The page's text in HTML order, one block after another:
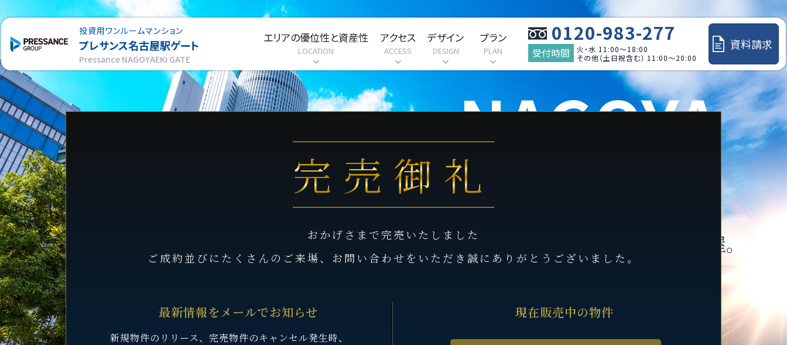
投資用ワンルームマンション
プレサンス名古屋駅ゲート
Pressance NAGOYAEKI GATE
エリアの優位性と資産性
LOCATION
アクセス
ACCESS
デザイン
DESIGN
プラン
PLAN
0120-983-277
受付時間
火・水 11:00～18:00
その他（土日祝含む） 11:00～20:00
資料請求
完売御礼
おかげさまで完売いたしました
ご成約並びにたくさんのご来場、お問い合わせをいただき誠にありがとうございました。
最新情報をメールでお知らせ
新規物件のリリース、完売物件のキャンセル発生時、
現在販売中の物件
NAGOYA
MIRAIE
リニアと共に未来へ輝く名古屋。